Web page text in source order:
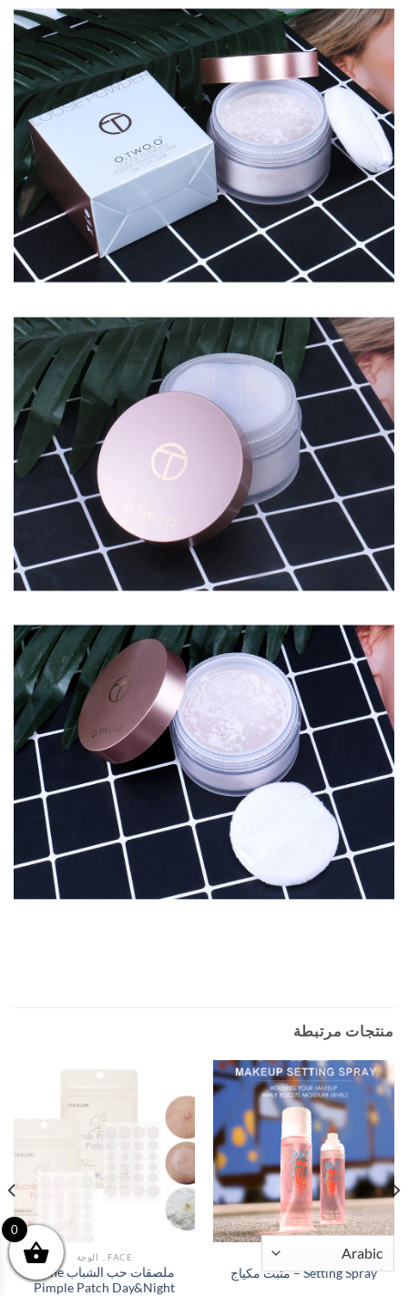
منتجات مرتبطة
Setting Spray – مثبت مكياج
FACE .. الوجة
ملصقات حب الشباب Acne
Pimple Patch Day&Night
0